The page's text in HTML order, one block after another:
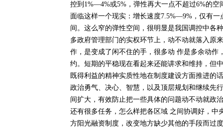
控到1%—4%或5%，弹性再大一点不超过6%的
面临这样一个现实：增长速度7.5%—9%，仅有
间。这么窄的弹性空间，很明显是我国调控中各
多政府管理部门的实权环节上，动不动就落入原
作，是变成了闲不住的手，很多动 作是多余动
约。短期的平稳现在看起来还能讲求和维持，但
既得利益的精神实质性地在制度建设方面推进的
政治勇气、决心、智慧，以及顶层规划和继续先
间扩大，有效防止把一些具体的问题动不动就政
还有很多任务，怎么样把各区域 之间协调好，
方阳光融资制度，改变地方缺少其他的手段而过